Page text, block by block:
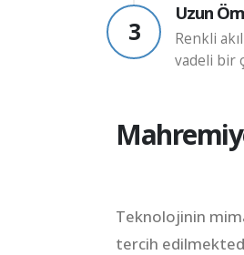
3
Uzun
Renkli
vadeli bir
Teknolojinin
tercih